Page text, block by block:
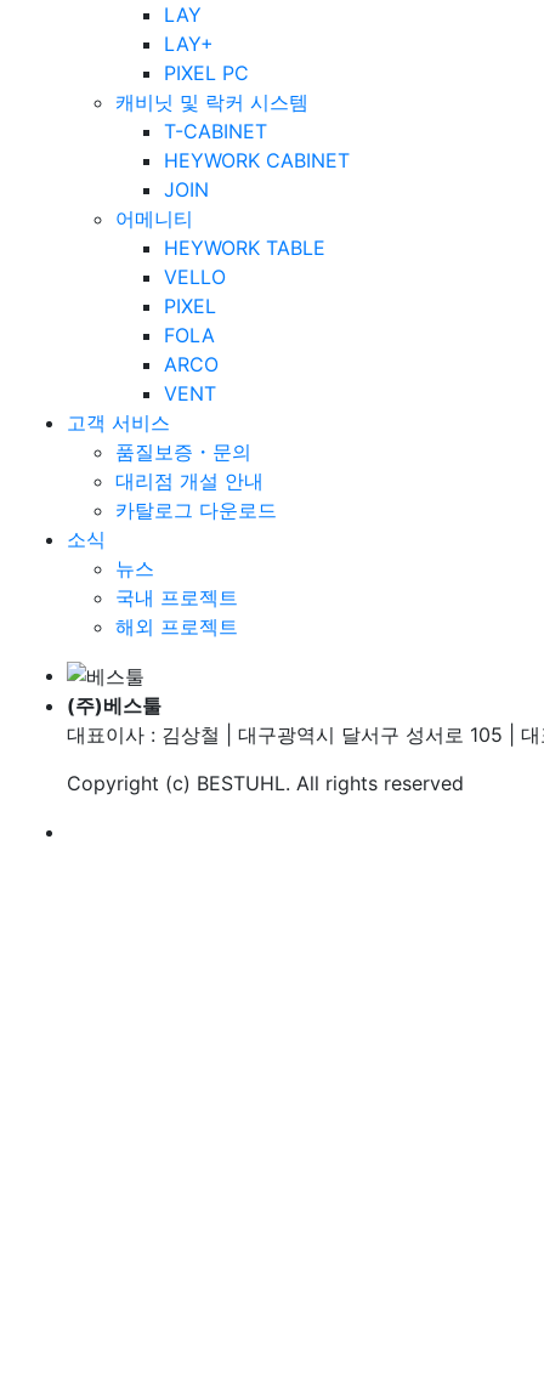
LAY
LAY+
PIXEL PC
캐비닛 및 락커 시스템
T-CABINET
HEYWORK CABINET
JOIN
어메니티
HEYWORK TABLE
VELLO
PIXEL
FOLA
ARCO
VENT
고객 서비스
품질보증・문의
대리점 개설 안내
카탈로그 다운로드
소식
뉴스
국내 프로젝트
해외 프로젝트
(주)베스툴
대표이사 : 김상철 | 대구광역시 달서구 성서로 105 |
Copyright (c) BESTUHL. All rights reserved